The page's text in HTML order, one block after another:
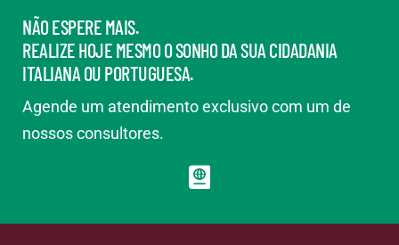
NÃO ESPERE MAIS.
REALIZE HOJE MESMO O SONHO DA SUA CIDADANIA
ITALIANA OU PORTUGUESA.
Agende um atendimento exclusivo com um de
nossos consultores.